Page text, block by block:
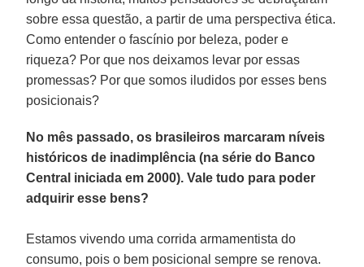
sobre essa questão, a partir de uma perspectiva ética.
Como entender o fascínio por beleza, poder e
riqueza? Por que nos deixamos levar por essas
promessas? Por que somos iludidos por esses bens
posicionais?
No mês passado, os brasileiros marcaram níveis
históricos de inadimplência (na série do Banco
Central iniciada em 2000). Vale tudo para poder
adquirir esse bens?
Estamos vivendo uma corrida armamentista do
consumo, pois o bem posicional sempre se renova.